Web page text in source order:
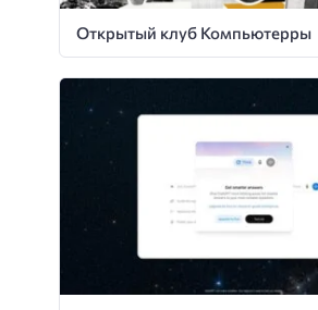
Открытый клуб Компьютерры